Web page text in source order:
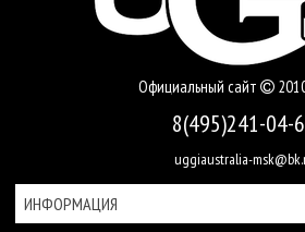
Официальный сайт
8(495)241-04-
uggiaustralia-
ИНФОРМАЦИЯ